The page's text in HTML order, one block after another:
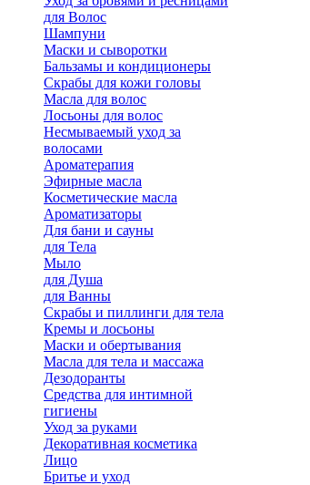
для Волос
Шампуни
Маски и сыворотки
Бальзамы и кондиционеры
Скрабы для кожи головы
Масла для волос
Лосьоны для волос
Несмываемый уход за
волосами
Ароматерапия
Эфирные масла
Косметические масла
Ароматизаторы
Для бани и сауны
для Тела
Мыло
для Душа
для Ванны
Скрабы и пиллинги для тела
Кремы и лосьоны
Маски и обертывания
Масла для тела и массажа
Дезодоранты
Средства для интимной
гигиены
Уход за руками
Декоративная косметика
Лицо
Бритье и уход